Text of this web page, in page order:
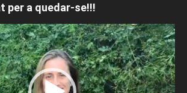
per a quedar-se!!!